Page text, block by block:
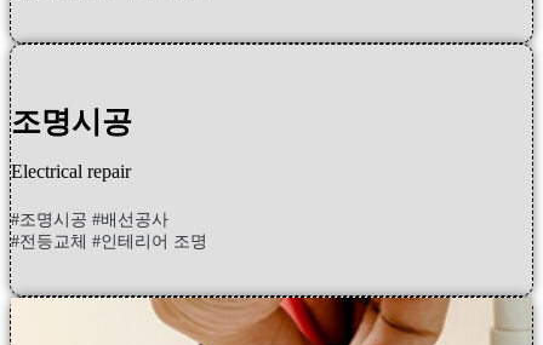
조명시공
Electrical repair
#조명시공 #배선공사
#전등교체 #인테리어 조명